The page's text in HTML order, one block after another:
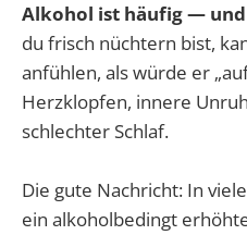
Alkohol ist häufig —
du frisch nüchtern bist,
anfühlen, als würde er
Herzklopfen, innere
schlechter Schlaf.
Die gute Nachricht: In
ein alkoholbedingt